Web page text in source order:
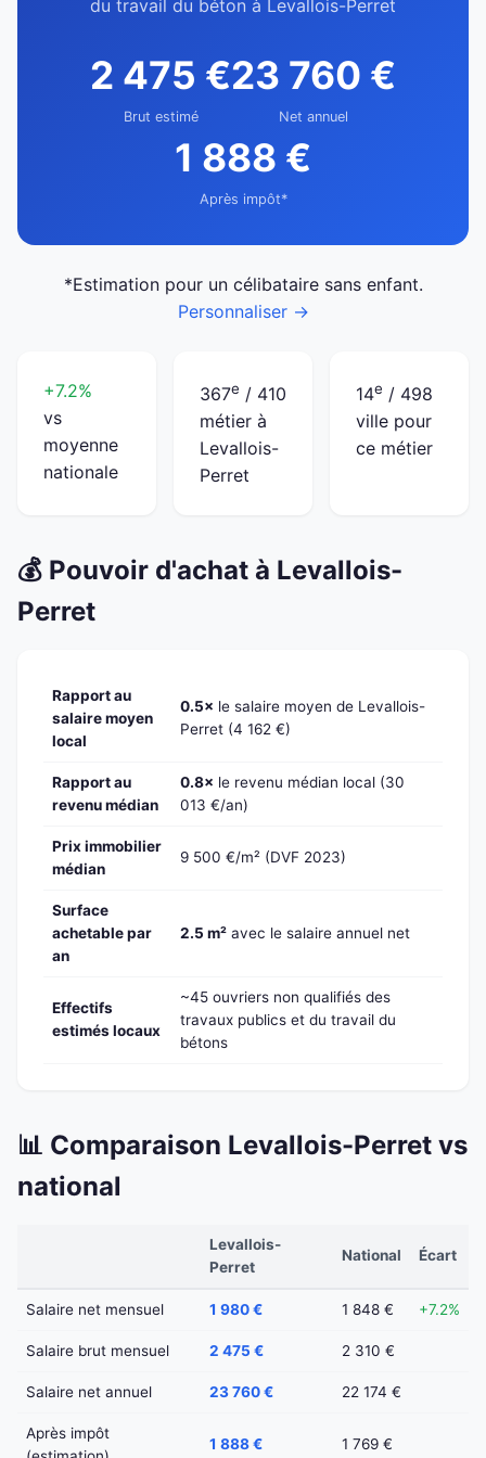
du travail du béton à Levallois-Perret
2 475 €
Brut estimé
23 760 €
Net annuel
1 888 €
Après impôt*
*Estimation pour un célibataire sans enfant.
Personnaliser →
+7.2%
vs
moyenne
nationale
367e / 410
métier à
Levallois-
Perret
14e / 498
ville pour
ce métier
💰 Pouvoir d'achat à Levallois-
Perret
Rapport au
salaire moyen
local
0.5× le salaire moyen de Levallois-
Perret (4 162 €)
Rapport au
revenu médian
0.8× le revenu médian local (30
013 €/an)
Prix immobilier
médian
9 500 €/m² (DVF 2023)
Surface
achetable par
an
2.5 m² avec le salaire annuel net
Effectifs
estimés locaux
~45 ouvriers non qualifiés des
travaux publics et du travail du
bétons
📊 Comparaison Levallois-Perret vs
national
Levallois-
Perret
National Écart
Salaire net mensuel 1 980 € 1 848 € +7.2%
Salaire brut mensuel 2 475 € 2 310 €
Salaire net annuel 23 760 € 22 174 €
Après impôt
1 888 € 1 769 €